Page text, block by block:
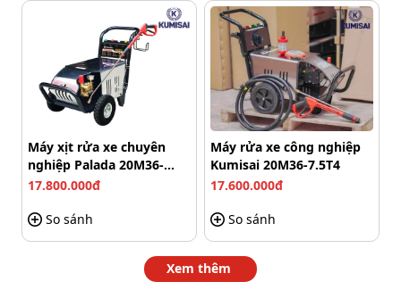
Sản phẩm sở hữu công suất lớn lên tới 30 kW, cho khả
năng vận hành mạnh mẽ và ổn định trong thời gian dài.
Hiệu suất làm việc cao giúp tối ưu thời gian, giảm công
sức lao động và nâng cao hiệu quả vận hành tổng thể.
Áp lực cao kết hợp lưu lượng lớn, làm sạch
nhanh và sâu
Với áp lực tối đa lên đến 500 bar cùng lưu lượng nước 30
đánh bay nhanh các vết bẩn cứng đầu như bùn đất, dầu
mỡ hay cặn bám lâu ngày.
Sự kết hợp giữa áp lực cao và lưu lượng lớn giúp quá
Máy xịt rửa xe chuyên
nghiệp Palada 20M36-
7.5T4
17.800.000đ
So sánh
Máy rửa xe công nghiệp
Kumisai 20M36-7.5T4
17.600.000đ
So sánh
Xem thêm